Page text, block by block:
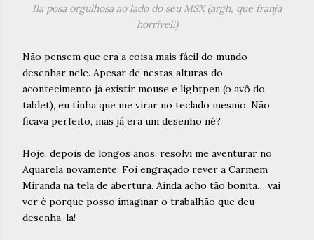
Ila posa orgulhosa ao lado do seu MSX (argh, que franja
horrível!)
Não pensem que era a coisa mais fácil do mundo
desenhar nele. Apesar de nestas alturas do
acontecimento já existir mouse e lightpen (o avô do
tablet), eu tinha que me virar no teclado mesmo. Não
ficava perfeito, mas já era um desenho né?
Hoje, depois de longos anos, resolvi me aventurar no
Aquarela novamente. Foi engraçado rever a Carmem
Miranda na tela de abertura. Ainda acho tão bonita… vai
ver é porque posso imaginar o trabalhão que deu
desenha-la!